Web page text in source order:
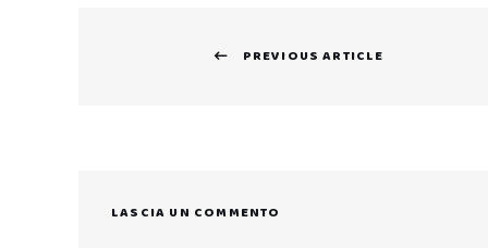
PREVIOUS ARTICLE
LASCIA UN COMMENTO